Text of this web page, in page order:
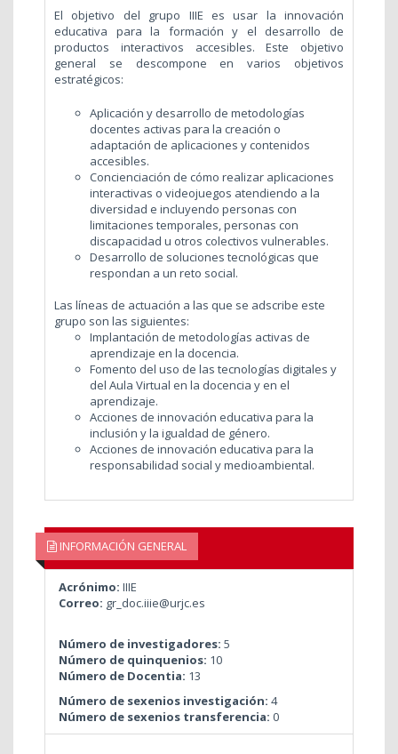
El objetivo del grupo IIIE es usar la innovación
educativa para la formación y el desarrollo de
productos interactivos accesibles. Este objetivo
general se descompone en varios objetivos
estratégicos:
Aplicación y desarrollo de metodologías
docentes activas para la creación o
adaptación de aplicaciones y contenidos
accesibles.
Concienciación de cómo realizar aplicaciones
interactivas o videojuegos atendiendo a la
diversidad e incluyendo personas con
limitaciones temporales, personas con
discapacidad u otros colectivos vulnerables.
Desarrollo de soluciones tecnológicas que
respondan a un reto social.
Las líneas de actuación a las que se adscribe este
grupo son las siguientes:
Implantación de metodologías activas de
aprendizaje en la docencia.
Fomento del uso de las tecnologías digitales y
del Aula Virtual en la docencia y en el
aprendizaje.
Acciones de innovación educativa para la
inclusión y la igualdad de género.
Acciones de innovación educativa para la
responsabilidad social y medioambiental.
INFORMACIÓN GENERAL
Acrónimo: IIIE
Correo: gr_doc.iiie@urjc.es
Número de investigadores: 5
Número de quinquenios: 10
Número de Docentia: 13
Número de sexenios investigación: 4
Número de sexenios transferencia: 0